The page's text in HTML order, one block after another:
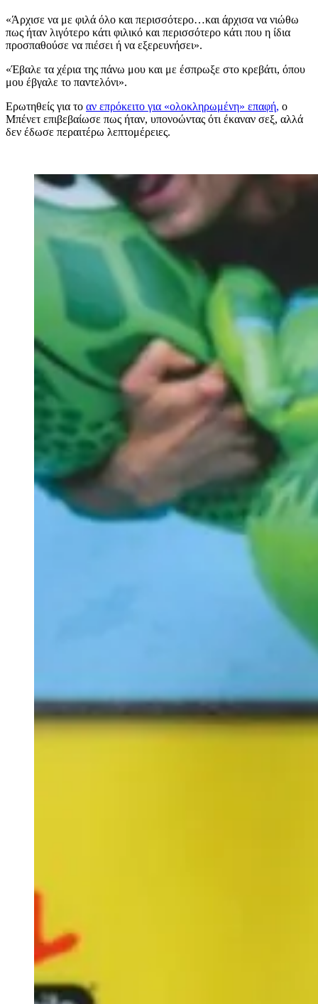
«Άρχισε να με φιλά όλο και περισσότερο…και άρχισα να νιώθω
πως ήταν λιγότερο κάτι φιλικό και περισσότερο κάτι που η ίδια
προσπαθούσε να πιέσει ή να εξερευνήσει».
«Έβαλε τα χέρια της πάνω μου και με έσπρωξε στο κρεβάτι, όπου
μου έβγαλε το παντελόνι».
Ερωτηθείς για το αν επρόκειτο για «ολοκληρωμένη» επαφή, ο
Μπένετ επιβεβαίωσε πως ήταν, υπονοώντας ότι έκαναν σεξ, αλλά
δεν έδωσε περαιτέρω λεπτομέρειες.